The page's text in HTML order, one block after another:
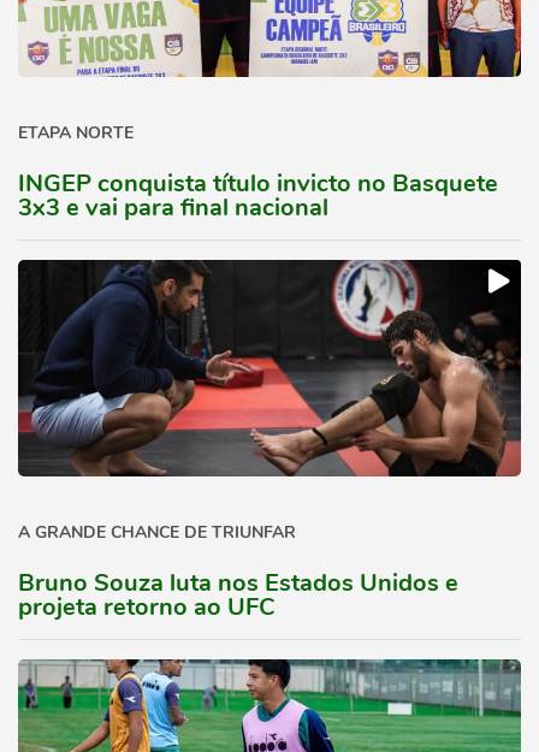
ETAPA NORTE
INGEP conquista título invicto no Basquete
3x3 e vai para final nacional
A GRANDE CHANCE DE TRIUNFAR
Bruno Souza luta nos Estados Unidos e
projeta retorno ao UFC